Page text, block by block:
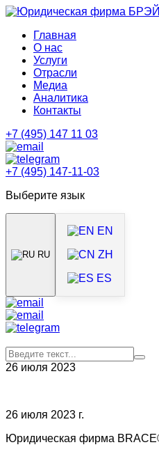
Главная
О нас
Услуги
Отрасли
Медиа
Аналитика
Контакты
+7 (495) 147 11 03
+7 (495) 147-11-03
Выберите язык
RU
EN
ZH
ES
26 июля 2023
26 июля 2023 г.
Юридическая фирма